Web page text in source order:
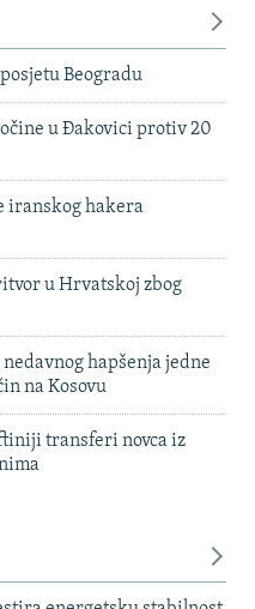
Beogradu
u Đakovici protiv 20
iranskog hakera
u Hrvatskoj zbog
hapšenja jedne
na Kosovu
transferi novca iz